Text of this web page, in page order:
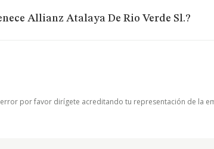
Allianz Atalaya De Rio Verde Sl.?
error por favor dirígete acreditando tu representación de la